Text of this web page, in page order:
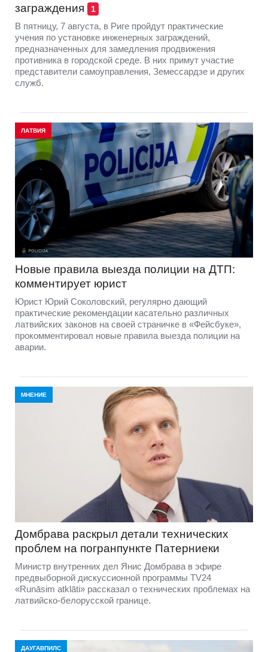
заграждения 1
В пятницу, 7 августа, в Риге пройдут практические
учения по установке инженерных заграждений,
предназначенных для замедления продвижения
противника в городской среде. В них примут участие
представители самоуправления, Земессардзе и других
служб.
ЛАТВИЯ
Новые правила выезда полиции на ДТП:
комментирует юрист
Юрист Юрий Соколовский, регулярно дающий
практические рекомендации касательно различных
латвийских законов на своей страничке в «Фейсбуке»,
прокомментировал новые правила выезда полиции на
аварии.
МНЕНИЕ
Домбравa раскрыл детали технических
проблем на погранпункте Патерниеки
Министр внутренних дел Янис Домбрава в эфире
предвыборной дискуссионной программы TV24
«Runāsim atklāti» рассказал о технических проблемах на
латвийско-белорусской границе.
ДАУГАВПИЛС